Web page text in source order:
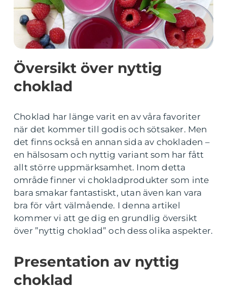
Översikt över nyttig
choklad
Choklad har länge varit en av våra favoriter
när det kommer till godis och sötsaker. Men
det finns också en annan sida av chokladen –
en hälsosam och nyttig variant som har fått
allt större uppmärksamhet. Inom detta
område finner vi chokladprodukter som inte
bara smakar fantastiskt, utan även kan vara
bra för vårt välmående. I denna artikel
kommer vi att ge dig en grundlig översikt
över ”nyttig choklad” och dess olika aspekter.
Presentation av nyttig
choklad